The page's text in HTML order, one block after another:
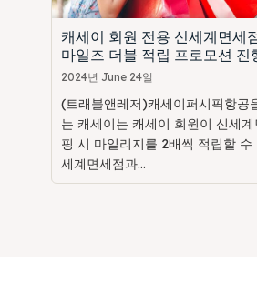
캐세이 회원 전용 신세계면세
마일즈 더블 적립 프로모션 진
2024년 June 24일
(트래블앤레저)캐세이퍼시픽항공
는 캐세이는 캐세이 회원이 신세
핑 시 마일리지를 2배씩 적립할 수
세계면세점과...